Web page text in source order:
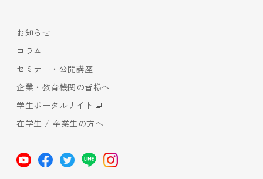
お知らせ
コラム
セミナー・公開講座
企業・教育機関の皆様へ
学生ポータルサイト
在学生 / 卒業生の方へ